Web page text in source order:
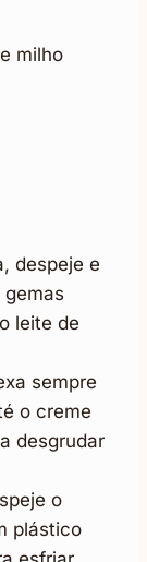
milho
despeje e
leite de
sempre
o creme
desgrudar
o
plástico